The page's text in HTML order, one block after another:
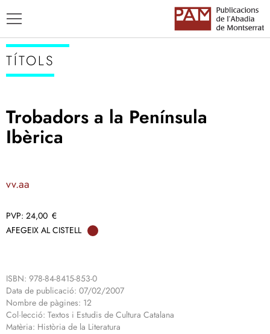
TÍTOLS
TÍTOLS
Trobadors a la Península
Ibèrica
vv.aa
24,00 €
AFEGEIX AL CISTELL
ISBN: 978-84-8415-853-0
Data de publicació: 07/02/2007
Nombre de pàgines: 12
Col·lecció: Textos i Estudis de Cultura Catalana
Matèria: Història de la Literatura